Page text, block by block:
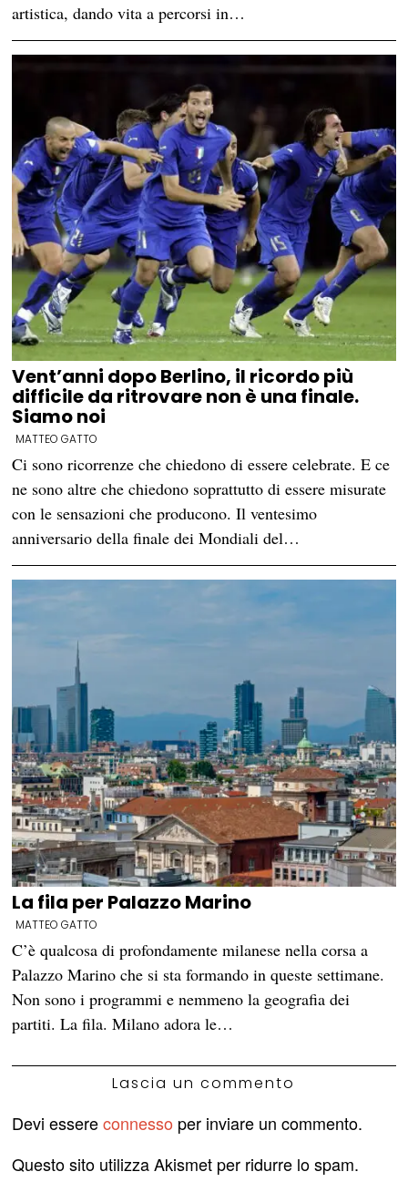
artistica, dando vita a percorsi in…
Vent’anni dopo Berlino, il ricordo più
difficile da ritrovare non è una finale.
Siamo noi
MATTEO GATTO
Ci sono ricorrenze che chiedono di essere celebrate. E ce
ne sono altre che chiedono soprattutto di essere misurate
con le sensazioni che producono. Il ventesimo
anniversario della finale dei Mondiali del…
La fila per Palazzo Marino
MATTEO GATTO
C’è qualcosa di profondamente milanese nella corsa a
Palazzo Marino che si sta formando in queste settimane.
Non sono i programmi e nemmeno la geografia dei
partiti. La fila. Milano adora le…
Lascia un commento
Devi essereconnesso per inviare un commento.
Questo sito utilizza Akismet per ridurre lo spam.